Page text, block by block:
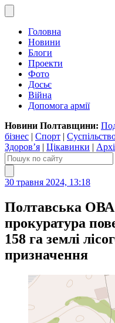
Головна
Новини
Блоги
Проекти
Фото
Досьє
Війна
Допомога армії
Новини Полтавщини:
бізнес | Спорт |
Здоров’я | Цікавинки |
30 травня 2024, 13:18
Полтавська ОВА
прокуратура
158 га землі
призначення